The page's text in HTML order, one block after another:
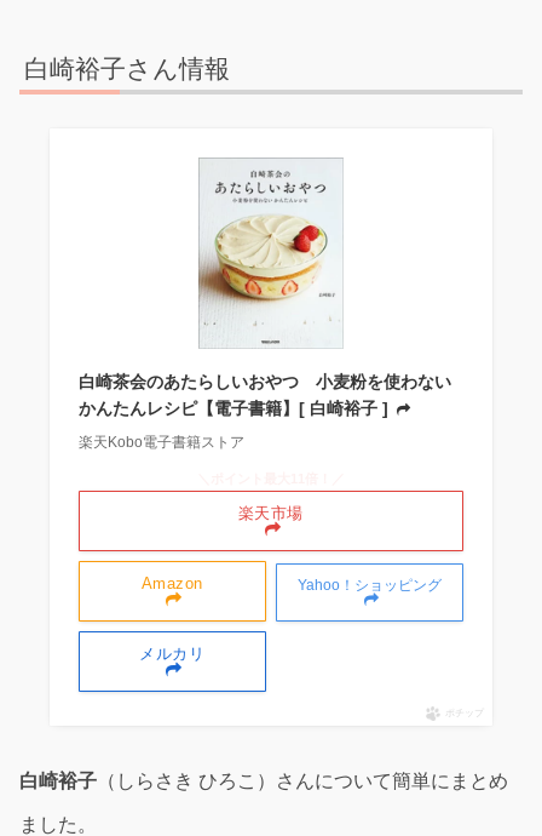
白崎裕子さん情報
白崎茶会のあたらしいおやつ 小麦粉を使わない
かんたんレシピ【電子書籍】[ 白崎裕子 ]
楽天Kobo電子書籍ストア
Amazon
楽天市場
Yahoo！ショッピング
メルカリ
ポチップ
白崎裕子 （しらさき ひろこ）さんについて簡単にまとめ
ました。